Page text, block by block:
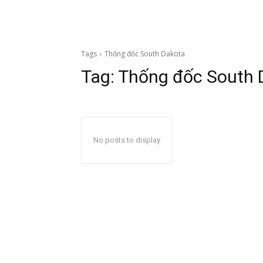
Tags Thống đốc South Dakota
Tag: Thống đốc South
No posts to display